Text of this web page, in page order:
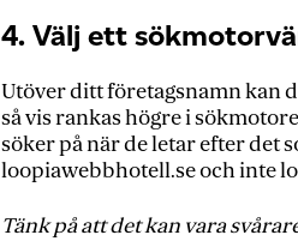
4. Välj ett
Utöver ditt företagsnamn kan
så vis rankas högre i
söker på när de letar efter det
loopiawebbhotell.se och inte
Tänk på att det kan vara